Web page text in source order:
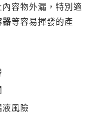
容物外漏，特別適
器等容易揮發的產
液風險